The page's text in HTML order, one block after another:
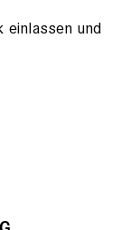
einlassen und